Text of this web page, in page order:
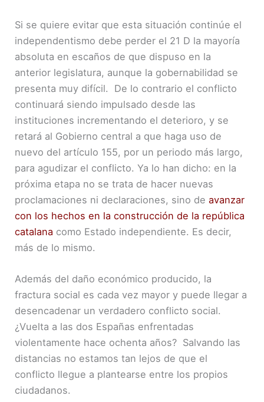
Si se quiere evitar que esta situación continúe el
independentismo debe perder el 21 D la mayoría
absoluta en escaños de que dispuso en la
anterior legislatura, aunque la gobernabilidad se
presenta muy difícil. De lo contrario el conflicto
continuará siendo impulsado desde las
instituciones incrementando el deterioro, y se
retará al Gobierno central a que haga uso de
nuevo del artículo 155, por un periodo más largo,
para agudizar el conflicto. Ya lo han dicho: en la
próxima etapa no se trata de hacer nuevas
proclamaciones ni declaraciones, sino deavanzar
con los hechos en la construcción de la república
catalana como Estado independiente. Es decir,
más de lo mismo.
Además del daño económico producido, la
fractura social es cada vez mayor y puede llegar a
desencadenar un verdadero conflicto social.
¿Vuelta a las dos Españas enfrentadas
violentamente hace ochenta años? Salvando las
distancias no estamos tan lejos de que el
conflicto llegue a plantearse entre los propios
ciudadanos.